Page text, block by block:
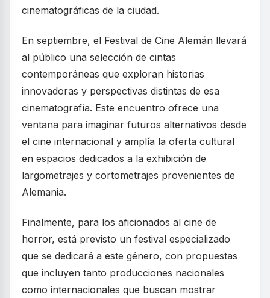
cinematográficas de la ciudad.
En septiembre, el Festival de Cine Alemán llevará
al público una selección de cintas
contemporáneas que exploran historias
innovadoras y perspectivas distintas de esa
cinematografía. Este encuentro ofrece una
ventana para imaginar futuros alternativos desde
el cine internacional y amplía la oferta cultural
en espacios dedicados a la exhibición de
largometrajes y cortometrajes provenientes de
Alemania.
Finalmente, para los aficionados al cine de
horror, está previsto un festival especializado
que se dedicará a este género, con propuestas
que incluyen tanto producciones nacionales
como internacionales que buscan mostrar